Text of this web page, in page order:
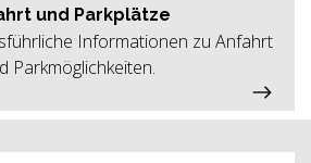
und Parkplätze
Informationen zu Anfahrt
Parkmöglichkeiten.